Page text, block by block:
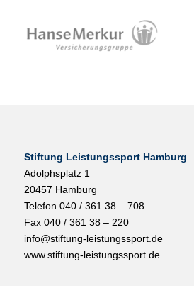
Stiftung Leistungssport Hamburg
Adolphsplatz 1
20457 Hamburg
Telefon 040 / 361 38 – 708
Fax 040 / 361 38 – 220
info@stiftung-leistungssport.de
www.stiftung-leistungssport.de